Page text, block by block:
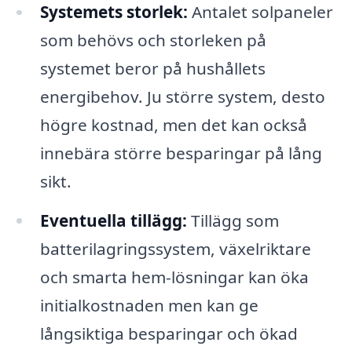
Systemets storlek: Antalet solpaneler
som behövs och storleken på
systemet beror på hushållets
energibehov. Ju större system, desto
högre kostnad, men det kan också
innebära större besparingar på lång
sikt.
Eventuella tillägg: Tillägg som
batterilagringssystem, växelriktare
och smarta hem-lösningar kan öka
initialkostnaden men kan ge
långsiktiga besparingar och ökad